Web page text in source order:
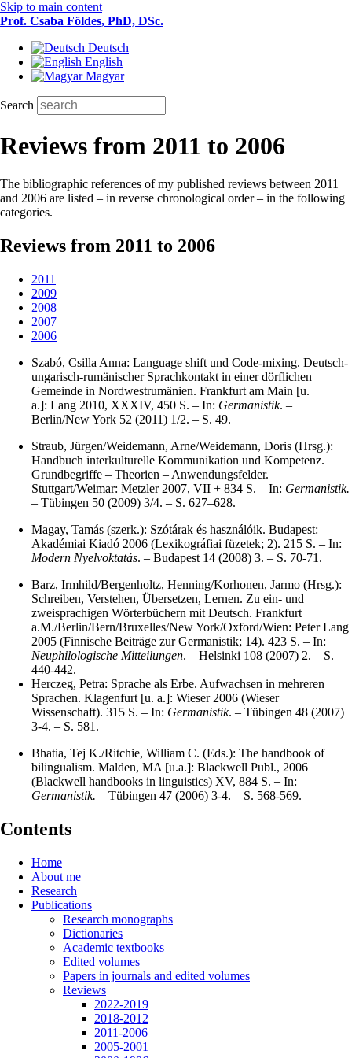
Skip to main content
Prof. Csaba Földes, PhD, DSc.
Deutsch
English
Magyar
Search
Reviews from 2011 to 2006
The bibliographic references of my published reviews between 2011
and 2006 are listed – in reverse chronological order – in the following
categories.
Reviews from 2011 to 2006
2011
2009
2008
2007
2006
Szabó, Csilla Anna: Language shift und Code-mixing. Deutsch-
ungarisch-rumänischer Sprachkontakt in einer dörflichen
Gemeinde in Nordwestrumänien. Frankfurt am Main [u.
a.]: Lang 2010, XXXIV, 450 S. – In: Germanistik. –
Berlin/New York 52 (2011) 1/2. – S. 49.
Straub, Jürgen/Weidemann, Arne/Weidemann, Doris (Hrsg.):
Handbuch interkulturelle Kommunikation und Kompetenz.
Grundbegriffe – Theorien – Anwendungsfelder.
Stuttgart/Weimar: Metzler 2007, VII + 834 S. – In: Germanistik.
– Tübingen 50 (2009) 3/4. – S. 627–628.
Magay, Tamás (szerk.): Szótárak és használóik. Budapest:
Akadémiai Kiadó 2006 (Lexikográfiai füzetek; 2). 215 S. – In:
Modern Nyelvoktatás. – Budapest 14 (2008) 3. – S. 70-71.
Barz, Irmhild/Bergenholtz, Henning/Korhonen, Jarmo (Hrsg.):
Schreiben, Verstehen, Übersetzen, Lernen. Zu ein- und
zweisprachigen Wörterbüchern mit Deutsch. Frankfurt
a.M./Berlin/Bern/Bruxelles/New York/Oxford/Wien: Peter Lang
2005 (Finnische Beiträge zur Germanistik; 14). 423 S. – In:
Neuphilologische Mitteilungen. – Helsinki 108 (2007) 2. – S.
440-442.
Herczeg, Petra: Sprache als Erbe. Aufwachsen in mehreren
Sprachen. Klagenfurt [u. a.]: Wieser 2006 (Wieser
Wissenschaft). 315 S. – In: Germanistik. – Tübingen 48 (2007)
3-4. – S. 581.
Bhatia, Tej K./Ritchie, William C. (Eds.): The handbook of
bilingualism. Malden, MA [u.a.]: Blackwell Publ., 2006
(Blackwell handbooks in linguistics) XV, 884 S. – In:
Germanistik. – Tübingen 47 (2006) 3-4. – S. 568-569.
Contents
Home
About me
Research
Publications
Research monographs
Dictionaries
Academic textbooks
Edited volumes
Papers in journals and edited volumes
Reviews
2022-2019
2018-2012
2011-2006
2005-2001